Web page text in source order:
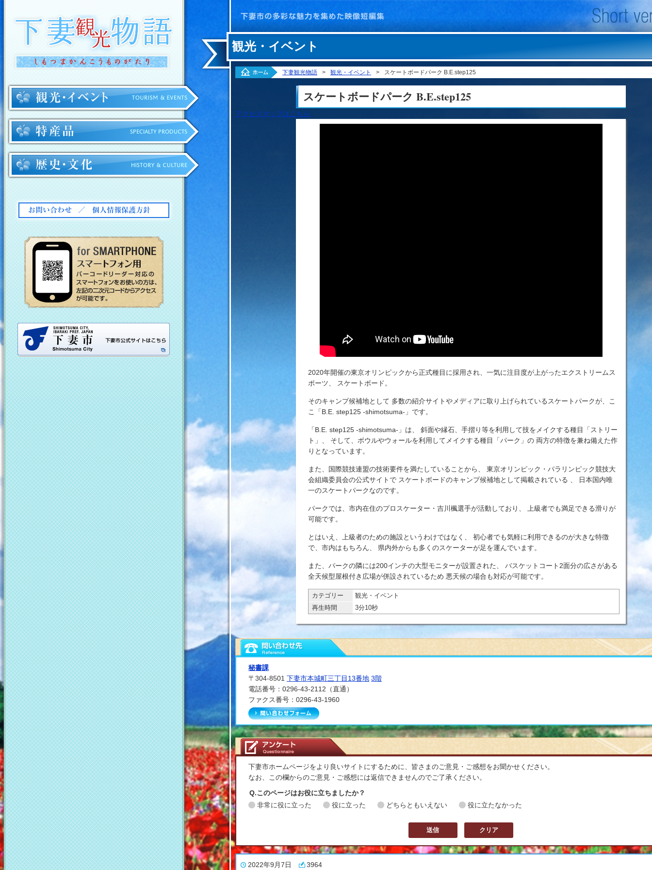
下妻観光物語
お問い合わせ 個人情報保護方針
スマートフォンの方は2次元コードからアクセスが可能です。
下妻市公式ホームページ
観光・イベント
ホーム
下妻観光物語 > 観光・イベント > スケートボードパーク B.E.step125
スケートボードパーク B.E.step125
アクセスマップはこちら
2020年開催の東京オリンピックから正式種目に採用され、一気に注目度が上がったエクストリームス
ポーツ、 スケートボード。
そのキャンプ候補地として 多数の紹介サイトやメディアに取り上げられているスケートパークが、こ
こ「B.E. step125 -shimotsuma-」です。
「B.E. step125 -shimotsuma-」は、 斜面や縁石、手摺り等を利用して技をメイクする種目「ストリー
ト」、 そして、ボウルやウォールを利用してメイクする種目「パーク」の 両方の特徴を兼ね備えた作
りとなっています。
また、国際競技連盟の技術要件を満たしていることから、 東京オリンピック・パラリンピック競技大
会組織委員会の公式サイトで スケートボードのキャンプ候補地として掲載されている 、 日本国内唯
一のスケートパークなのです。
パークでは、市内在住のプロスケーター・吉川楓選手が活動しており、 上級者でも満足できる滑りが
可能です。
とはいえ、上級者のための施設というわけではなく、 初心者でも気軽に利用できるのが大きな特徴
で、市内はもちろん、 県内外からも多くのスケーターが足を運んでいます。
また、パークの隣には200インチの大型モニターが設置された、 バスケットコート2面分の広さがある
全天候型屋根付き広場が併設されているため 悪天候の場合も対応が可能です。
カテゴリー
観光・イベント
再生時間
3分10秒
秘書課
〒304-8501 下妻市本城町三丁目13番地 3階
電話番号：0296-43-2112（直通）
ファクス番号：0296-43-1960
下妻市ホームページをより良いサイトにするために、皆さまのご意見・ご感想をお聞かせください。
なお、この欄からのご意見・ご感想には返信できませんのでご了承ください。
Q.このページはお役に立ちましたか？
非常に役に立った
役に立った どちらともいえない 役に立たなかった
2022年9月7日 3964